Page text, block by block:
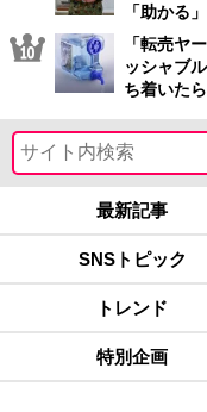
「助かる」
「転売ヤ
ッシャブ
ち着いたら
最新記事
SNSトピック
トレンド
特別企画